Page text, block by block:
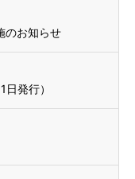
のお知らせ
発行）